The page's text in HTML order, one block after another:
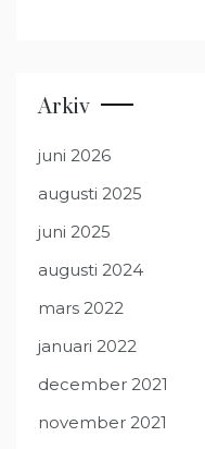
Arkiv
juni 2026
augusti 2025
juni 2025
augusti 2024
mars 2022
januari 2022
december 2021
november 2021